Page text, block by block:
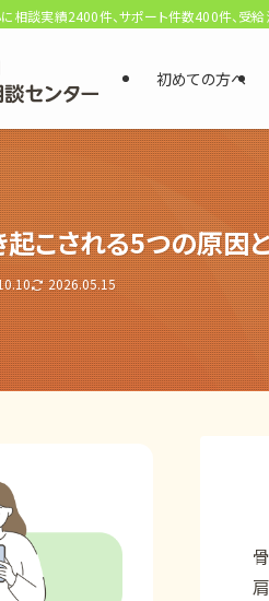
後報酬型
いて
識と経験
相談実績2400件、サポート件数400件、受
初めての方へ
こされる5つの原因
2026.05.15